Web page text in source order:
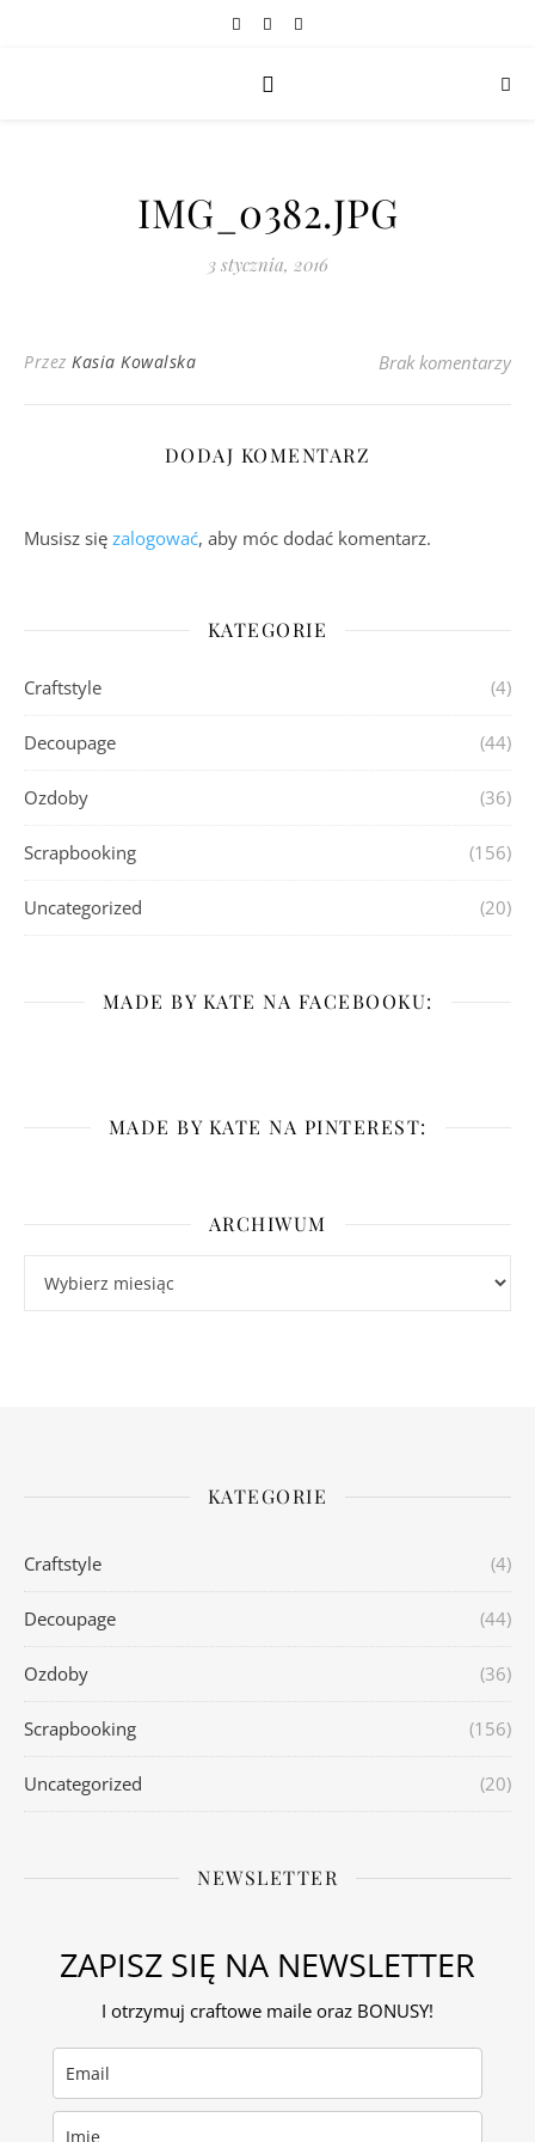
IMG_0382.JPG
3 stycznia, 2016
Przez Kasia Kowalska Brak komentarzy
DODAJ KOMENTARZ
Musisz się zalogować, aby móc dodać komentarz.
KATEGORIE
Craftstyle (4)
Decoupage (44)
Ozdoby (36)
Scrapbooking (156)
Uncategorized (20)
MADE BY KATE NA FACEBOOKU:
MADE BY KATE NA PINTEREST:
ARCHIWUM
KATEGORIE
Craftstyle (4)
Decoupage (44)
Ozdoby (36)
Scrapbooking (156)
Uncategorized (20)
NEWSLETTER
ZAPISZ SIĘ NA NEWSLETTER
I otrzymuj craftowe maile oraz BONUSY!